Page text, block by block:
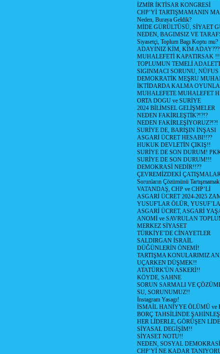
İZMİR İKTİSAR KONGRESİ
CHP’Yİ TARTIŞMAMANIN
Neden, Buraya Geldik?
MİDE GÜRÜLTÜSÜ, SİYAET
NEDEN, BAGIMSIZ VE
Siyasetçi, Toplum Bagı Koptu mu?
ADAYINIZ KİM, KİM ADAY???
MUHALEFETİ KAPATIRSAK
TOPLUMUN TEMELİ
SIGINMACI SORUNU,
DEMOKRATİK MEŞRU
İKTİDARDA KALMA
MUHALEFETE MUHALEFET
ORTA DOGU ve SURİYE
2024 BİLİMSEL GELİŞMELER
NEDEN FAKİRLEŞTİK?!?!?
NEDEN FAKİRLEŞİYORUZ?!?!
SURİYE DE, BARIŞIN İNŞASI
ASGARİ ÜCRET HESABI!!??
HUKUK DEVLETİN ÇIKIŞ!!
SURİYE DE SON DURUM!
SURİYE DE SON DURUM!!!
DEMOKRASİ NEDİR!!??
ÇEVREMİZDEKİ
Sorunların Çözümünü
VATANDAŞ, CHP ve CHP’Lİ
ASGARİ ÜCRET 2024-2025
YUSUF'LAR ÖLÜR,
ASGARİ ÜCRET, ASGARİ
ANOMİ ve SAVRULAN
MERKEZ SİYASET
TÜRKİYE’DE CİNAYETLER
SALDIRGAN İSRAİL
DÜĞÜNLERİN ÖNEMİ!
TARTIŞMA KONULARIMIZ
UÇARKEN DÜŞMEK!!
ATATÜRK'ÜN ASKERİ!!
KÖYDE, SAHNE
SORUN SARMALI VE
SU, SORUNUMUZ!!
İnstagram Yasagı!
İSMAİL HANİYYE ÖLÜMÜ ve
BORÇ TAHSİLİNDE
HER LİDERLE, GÖRÜŞEN
SİYASAL DEGİŞİM!!
SİYASET NOTU!!
NEDEN, SOSYAL
CHP’Yİ NE KADAR